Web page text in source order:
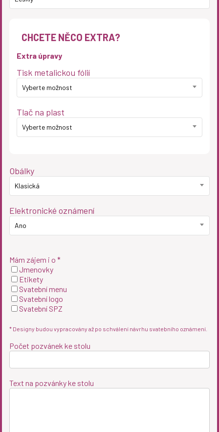
CHCETE NĚCO EXTRA?
Extra úpravy
Tisk metalickou fólií
Vyberte možnost
Tlač na plast
Vyberte možnost
Obálky
Klasická
Elektronické oznámení
Ano
Mám zájem i o *
Jmenovky
Etikety
Svatební menu
Svatební logo
Svatební SPZ
* Designy budou vypracovány až po schválení návrhu svatebního oznámení.
Počet pozvánek ke stolu
Text na pozvánky ke stolu